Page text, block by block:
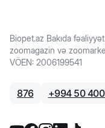
Biopet.az Bakıda
zoomagazin və
VÖEN: 2006199541
876 +994 50